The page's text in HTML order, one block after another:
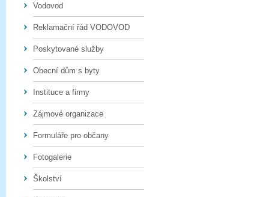
Vodovod
Reklamační řád VODOVOD
Poskytované služby
Obecní dům s byty
Instituce a firmy
Zájmové organizace
Formuláře pro občany
Fotogalerie
Školství